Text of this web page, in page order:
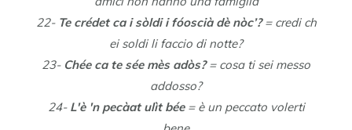
22- Te crédet ca i sòldi i fóoscià dè nòc’?= credi ch
ei soldi li faccio di notte?
23- Chée ca te sée mès adòs?= cosa ti sei messo
addosso?
24- L'è 'n pecàat ulìt bée= è un peccato volerti